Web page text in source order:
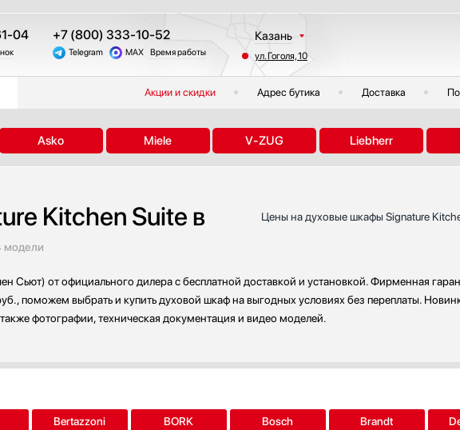
04 +7 (800) 333-10-52
Telegram MAX Время работы
Казань
Москва
Санкт-Петербург
Екатеринбург
Другие регионы
ул. Гоголя, 10
Акции и скидки Адрес бутика Доставка
Asko Miele V-ZUG Liebherr
Kitchen Suite в
модели
Цены на духовые шкафы Signature
Сьют) от официального дилера с бесплатной доставкой и установкой. Фирменная
поможем выбрать и купить духовой шкаф на выгодных условиях без переплаты.
фотографии, техническая документация и видео моделей.
Bertazzoni BORK Bosch Brandt